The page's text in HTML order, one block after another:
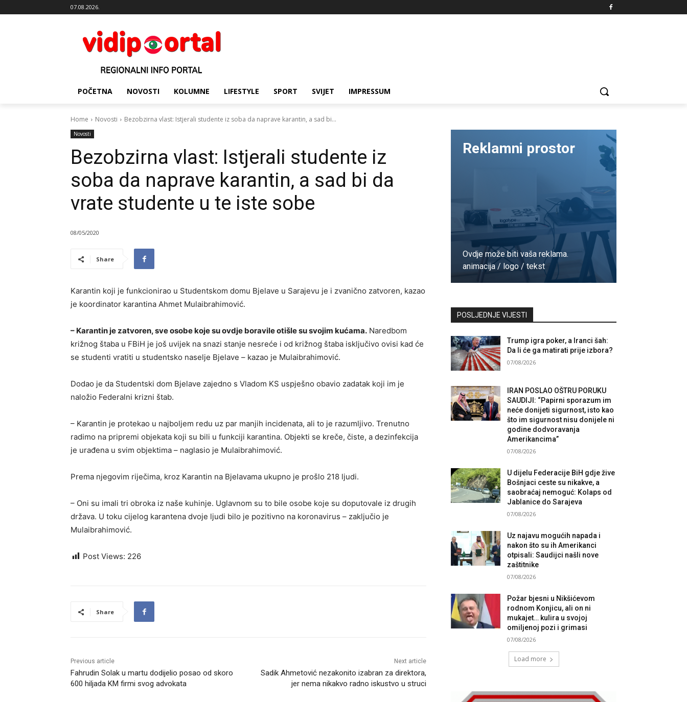
07.08.2026.
POČETNA NOVOSTI KOLUMNE LIFESTYLE SPORT SVIJET IMPRESSUM
Home Novosti Bezobzirna vlast: Istjerali studente iz soba da naprave karantin, a sad bi...
Novosti
Bezobzirna vlast: Istjerali studente iz
soba da naprave karantin, a sad bi da
vrate studente u te iste sobe
08/05/2020
Share
Karantin koji je funkcionirao u Studentskom domu Bjelave u Sarajevu je i zvanično zatvoren, kazao
je koordinator karantina Ahmet Mulaibrahimović.
– Karantin je zatvoren, sve osobe koje su ovdje boravile otišle su svojim kućama. Naredbom
križnog štaba u FBiH je još uvijek na snazi stanje nesreće i od križnog štaba isključivo ovisi kad će
se studenti vratiti u studentsko naselje Bjelave – kazao je Mulaibrahimović.
Dodao je da Studentski dom Bjelave zajedno s Vladom KS uspješno obavio zadatak koji im je
naložio Federalni krizni štab.
– Karantin je protekao u najboljem redu uz par manjih incidenata, ali to je razumljivo. Trenutno
radimo na pripremi objekata koji su bili u funkciji karantina. Objekti se kreče, čiste, a dezinfekcija
je urađena u svim objektima – naglasio je Mulaibrahimović.
Prema njegovim riječima, kroz Karantin na Bjelavama ukupno je prošlo 218 ljudi.
– Oni su imali tri obroka iz naše kuhinje. Uglavnom su to bile osobe koje su doputovale iz drugih
država. U toku cijelog karantena dvoje ljudi bilo je pozitivno na koronavirus – zaključio je
Mulaibrahimović.
Post Views: 226
Share
Previous article
Fahrudin Solak u martu dodijelio posao od skoro
600 hiljada KM firmi svog advokata
Next article
Sadik Ahmetović nezakonito izabran za direktora,
jer nema nikakvo radno iskustvo u struci
Reklamni prostor
Ovdje može biti vaša reklama.
animacija / logo / tekst
POSLJEDNJE VIJESTI
Trump igra poker, a Iranci šah:
Da li će ga matirati prije izbora?
07/08/2026
IRAN POSLAO OŠTRU PORUKU
SAUDIJI: “Papirni sporazum im
neće donijeti sigurnost, isto kao
što im sigurnost nisu donijele ni
godine dodvoravanja
Amerikancima”
07/08/2026
U dijelu Federacije BiH gdje žive
Bošnjaci ceste su nikakve, a
saobraćaj nemoguć: Kolaps od
Jablanice do Sarajeva
07/08/2026
Uz najavu mogućih napada i
nakon što su ih Amerikanci
otpisali: Saudijci našli nove
zaštitnike
07/08/2026
Požar bjesni u Nikšićevom
rodnom Konjicu, ali on ni
mukajet… kulira u svojoj
omiljenoj pozi i grimasi
07/08/2026
Load more